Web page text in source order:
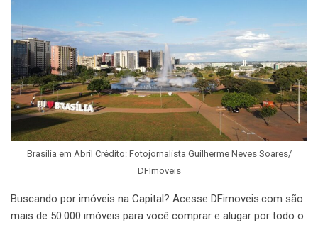
Brasilia em Abril Crédito: Fotojornalista Guilherme Neves Soares/
DFImoveis
Buscando por imóveis na Capital? Acesse DFimoveis.com são
mais de 50.000 imóveis para você comprar e alugar por todo o